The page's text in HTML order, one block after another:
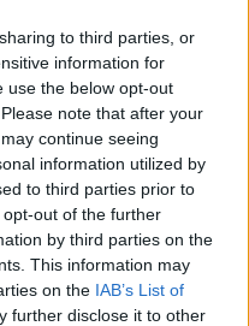
to third parties, or
information for
use the below opt-out
note that after your
continue seeing
information utilized by
to third parties prior to
out of the further
by third parties on the
This information may
on the IAB’s List of
further disclose it to other
της
της σύμβασης
Δαλαμάγκας: Η
«πρόδωσε» και
στο Αίγιο